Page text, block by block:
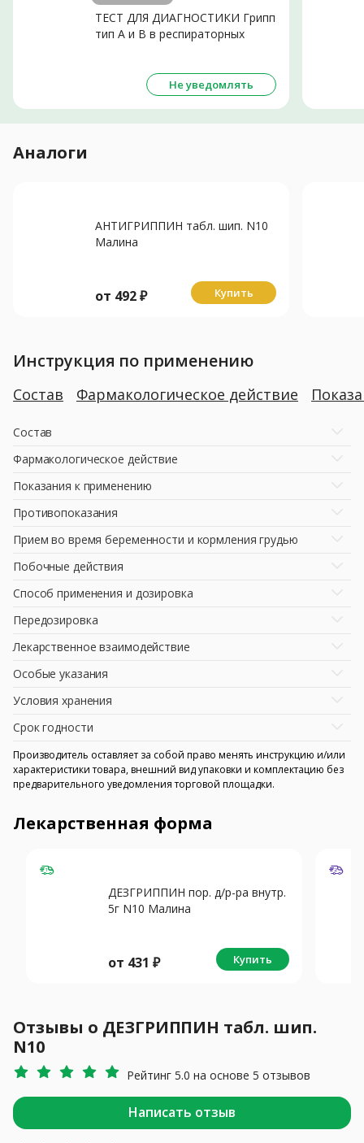
ТЕСТ ДЛЯ ДИАГНОСТИКИ Грипп
тип А и В в респираторных
Не уведомлять
Аналоги
АНТИГРИППИН табл. шип. N10
Малина
от 492₽ Купить
Инструкция по применению
Состав Фармакологическое действие
Состав
Фармакологическое действие
Показания к применению
Противопоказания
Прием во время беременности и кормления грудью
Побочные действия
Способ применения и дозировка
Передозировка
Лекарственное взаимодействие
Особые указания
Условия хранения
Срок годности
Производитель оставляет за собой право менять инструкцию и/или
характеристики товара, внешний вид упаковки и комплектацию без
предварительного уведомления торговой площадки.
Лекарственная форма
ДЕЗГРИППИН пор. д/р-ра внутр.
5г N10 Малина
от 431 ₽ Купить
Отзывы о ДЕЗГРИППИН табл. шип.
N10
Рейтинг 5.0 на основе 5 отзывов
Написать отзыв